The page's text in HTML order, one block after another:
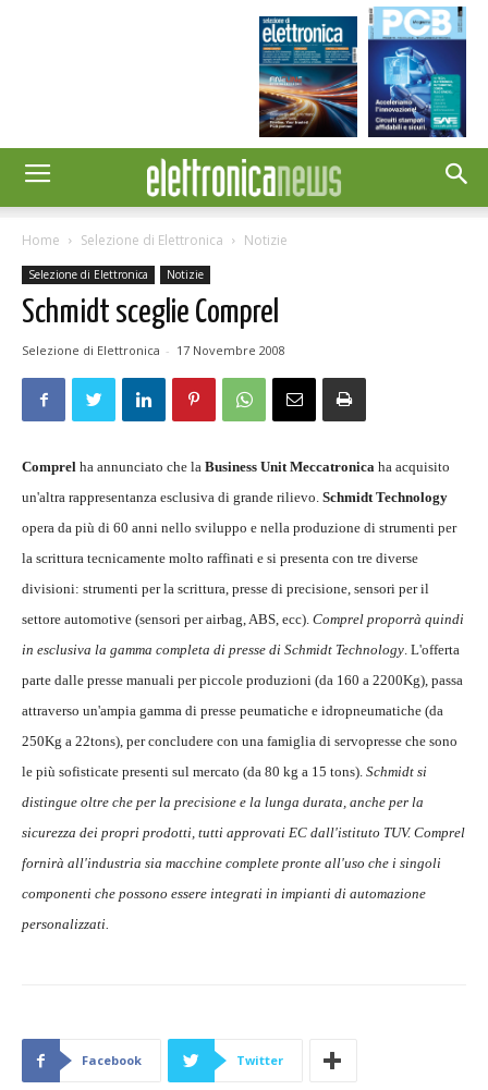
Home Selezione di Elettronica Notizie
Selezione di Elettronica Notizie
Schmidt sceglie Comprel
Selezione di Elettronica - 17 Novembre 2008
Comprel ha annunciato che la Business Unit Meccatronica ha acquisito
un'altra rappresentanza esclusiva di grande rilievo. Schmidt Technology
opera da più di 60 anni nello sviluppo e nella produzione di strumenti per
la scrittura tecnicamente molto raffinati e si presenta con tre diverse
divisioni: strumenti per la scrittura, presse di precisione, sensori per il
settore automotive (sensori per airbag, ABS, ecc). Comprel proporrà quindi
in esclusiva la gamma completa di presse di Schmidt Technology. L'offerta
parte dalle presse manuali per piccole produzioni (da 160 a 2200Kg), passa
attraverso un'ampia gamma di presse peumatiche e idropneumatiche (da
250Kg a 22tons), per concludere con una famiglia di servopresse che sono
le più sofisticate presenti sul mercato (da 80 kg a 15 tons). Schmidt si
distingue oltre che per la precisione e la lunga durata, anche per la
sicurezza dei propri prodotti, tutti approvati EC dall'istituto TUV. Comprel
fornirà all'industria sia macchine complete pronte all'uso che i singoli
componenti che possono essere integrati in impianti di automazione
personalizzati.
Facebook Twitter